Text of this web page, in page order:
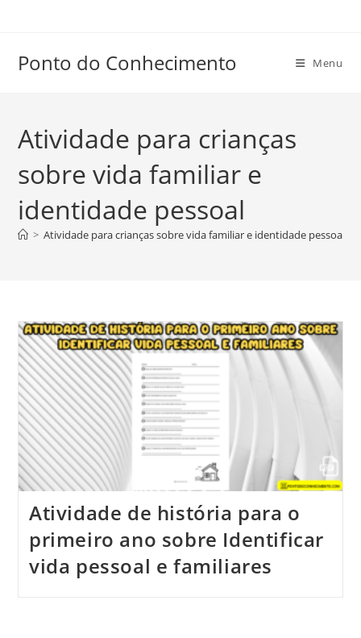
conteúdo
Ponto do Conhecimento Menu
Atividade para crianças
sobre vida familiar e
identidade pessoal
> Atividade para crianças sobre vida familiar e identidade pessoal
Atividade de história para o
primeiro ano sobre Identificar
vida pessoal e familiares